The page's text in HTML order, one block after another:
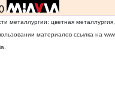
металлургии: цветная
материалов ссылка на